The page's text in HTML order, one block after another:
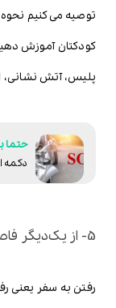
توصیه می‌کنیم نحوه
کودکتان آموزش
پلیس، آتش نشانی،
دکمه
5- از یک‌دیگر فاصله نگیرید!
رفتن به سفر یعنی